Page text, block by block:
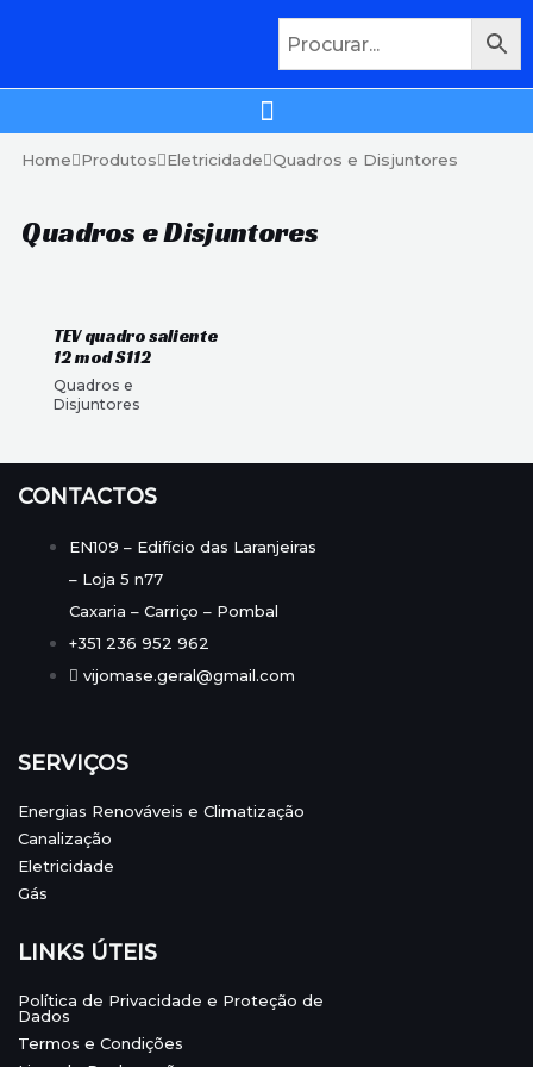
Home Produtos Eletricidade Quadros e Disjuntores
Quadros e Disjuntores
TEV quadro saliente
12 mod S112
Quadros e
Disjuntores
CONTACTOS
EN109 – Edifício das Laranjeiras
– Loja 5 n77
Caxaria – Carriço – Pombal
+351 236 952 962
vijomase.geral@gmail.com
SERVIÇOS
Energias Renováveis e Climatização
Canalização
Eletricidade
Gás
LINKS ÚTEIS
Política de Privacidade e Proteção de
Dados
Termos e Condições